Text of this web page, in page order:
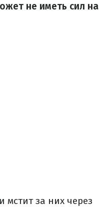
не иметь сил на
мстит за них через